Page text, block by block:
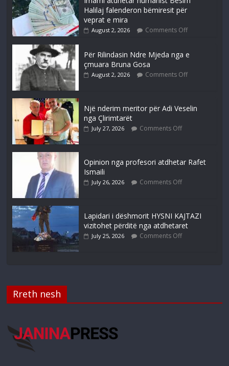
Halilaj falenderon bëmiresit për
veprat e mira
August 2, 2026 Comments Off
Për Rilindasin Ndre Mjeda nga e
çmuara Bruna Gosa
August 2, 2026 Comments Off
Një nderim meritor për Adi Veselin
nga Çlirimtarët
July 27, 2026 Comments Off
Opinion nga profesori atdhetar Rafet
Ismaili
July 26, 2026 Comments Off
Lapidari i dëshmorit HYSNI KAJTAZI
vizitohet përditë nga atdhetaret
July 25, 2026 Comments Off
Rreth nesh